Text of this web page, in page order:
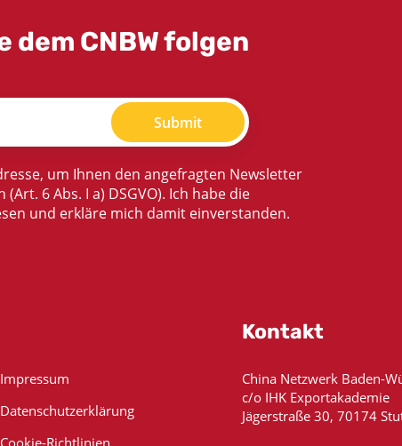
dem CNBW folgen
Submit
um Ihnen den angefragten Newsletter
6 Abs. I a) DSGVO). Ich habe die
und erkläre mich damit einverstanden.
Impressum
Datenschutzerklärung
Kontakt
China Netzwerk Baden-
c/o IHK Exportakademie
Jägerstraße 30, 70174